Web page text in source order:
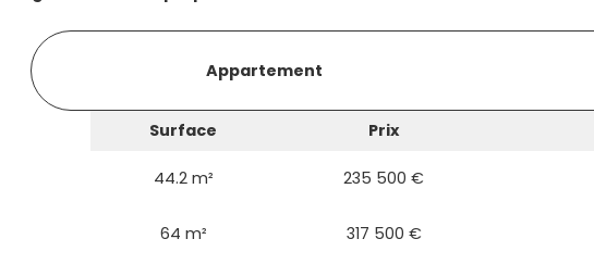
Appartement
Surface Prix
44.2 m² 235 500 €
64 m² 317 500 €